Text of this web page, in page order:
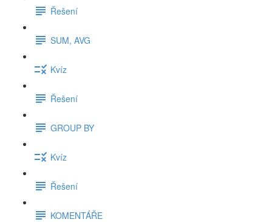
Řešení
SUM, AVG
Kvíz
Řešení
GROUP BY
Kvíz
Řešení
KOMENTÁŘE